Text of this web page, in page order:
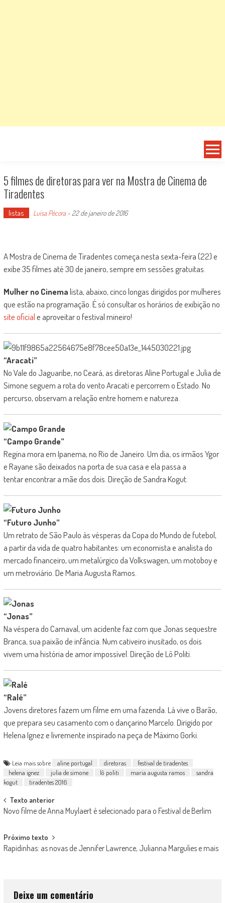
5 filmes de diretoras para ver na Mostra de Cinema de
Tiradentes
listas Luísa Pécora- 22 de janeiro de 2016
A Mostra de Cinema de Tiradentes começa nesta sexta-feira (22) e
exibe 35 filmes até 30 de janeiro, sempre em sessões gratuitas.
Mulher no Cinemalista, abaixo, cinco longas dirigidos por mulheres
que estão na programação. É só consultar os horários de exibição no
site oficiale aproveitar o festival mineiro!
“Aracati”
No Vale do Jaguaribe, no Ceará, as diretoras Aline Portugal e Julia de
Simone seguem a rota do vento Aracati e percorrem o Estado. No
percurso, observam a relação entre homem e natureza.
“Campo Grande”
Regina mora em Ipanema, no Rio de Janeiro. Um dia, os irmãos Ygor
e Rayane são deixados na porta de sua casa e ela passa a
tentar encontrar a mãe dos dois. Direção de Sandra Kogut.
“Futuro Junho”
Um retrato de São Paulo às vésperas da Copa do Mundo de futebol,
a partir da vida de quatro habitantes: um economista e analista do
mercado financeiro, um metalúrgico da Volkswagen, um motoboy e
um metroviário. De Maria Augusta Ramos.
“Jonas”
Na véspera do Carnaval, um acidente faz com que Jonas sequestre
Branca, sua paixão de infância. Num cativeiro inusitado, os dois
vivem uma história de amor impossível. Direção de Lô Politi.
“Ralé”
Jovens diretores fazem um filme em uma fazenda. Lá vive o Barão,
que prepara seu casamento com o dançarino Marcelo. Dirigido por
Helena Ignez e livremente inspirado na peça de Máximo Gorki.
Leia mais sobre aline portugal diretoras
festival de tiradentes
helena ignez
julia de simone lô politi maria augusta ramos
sandra
kogut
tiradentes 2016
Post
navigation
Texto anterior
Novo filme de Anna Muylaert é selecionado para o Festival de Berlim
Próximo texto
Rapidinhas: as novas de Jennifer Lawrence, Julianna Margulies e mais
Deixe um comentário